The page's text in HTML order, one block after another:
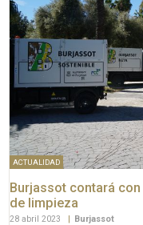
ACTUALIDAD
Burjassot contará
de limpieza
28 abril 2023 | Burjassot